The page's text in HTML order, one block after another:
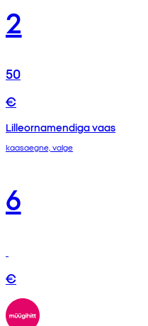
2
50
€
Lilleornamendiga vaas
kaasaegne, valge
6
€